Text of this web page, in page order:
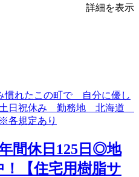
詳細を表示
間休日125日◎地
【住宅用樹脂サ